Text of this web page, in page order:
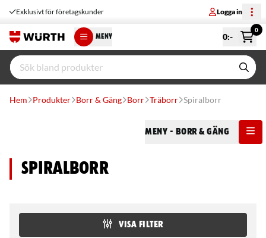
Exklusivt för företagskunder Logga in
MENY 0:-
0
Hem Produkter Borr & Gäng Borr Träborr Spiralborr
Meny - Borr & Gäng
Spiralborr
VISA FILTER